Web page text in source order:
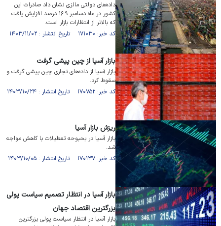
داده‌های دولتی مالزی نشان داد صادرات این
کشور در ماه دسامبر ۱۶.۹ درصد افزایش یافت
که بالاتر از انتظارات بازار است.
کد خبر: ۱۷۱۰۳۰ تاریخ انتشار : ۱۴۰۳/۱۱/۰۲
بازار آسیا از چین پیشی گرفت
بازار آسیا از داده‌های تجاری چین پیشی گرفت و
سقوط کرد.
کد خبر: ۱۷۰۷۵۲ تاریخ انتشار : ۱۴۰۳/۱۰/۲۴
ریزش بازار آسیا
بازار آسیا در بحبوحه تعطیلات با کاهش مواجه
شد.
کد خبر: ۱۷۰۱۳۷ تاریخ انتشار : ۱۴۰۳/۱۰/۰۵
بازار آسیا در انتظار تصمیم سیاست پولی
بزرگترین اقتصاد جهان
بازار آسیا در انتظار سیاست پولی بزرگترین